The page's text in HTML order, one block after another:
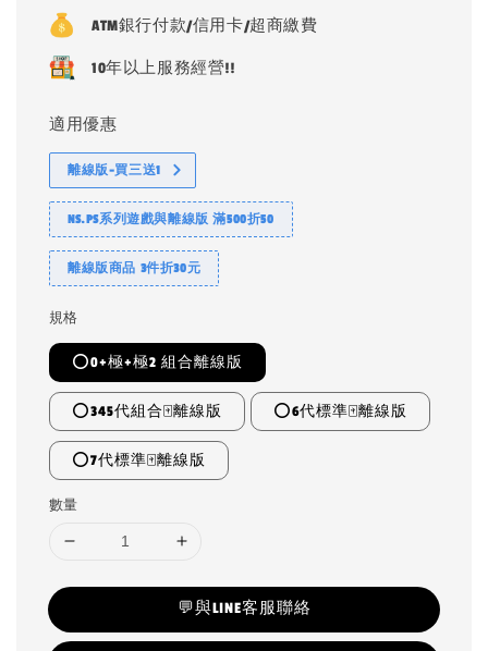
ATM銀行付款/信用卡/超商繳費
10年以上服務經營!!
適用優惠
離線版-買三送1
NS.PS系列遊戲與離線版 滿500折50
離線版商品 3件折30元
規格
⭕0+極+極2 組合離線版
⭕345代組合🀄離線版 ⭕6代標準🀄離線版
⭕7代標準🀄離線版
數量
💬與LINE客服聯絡